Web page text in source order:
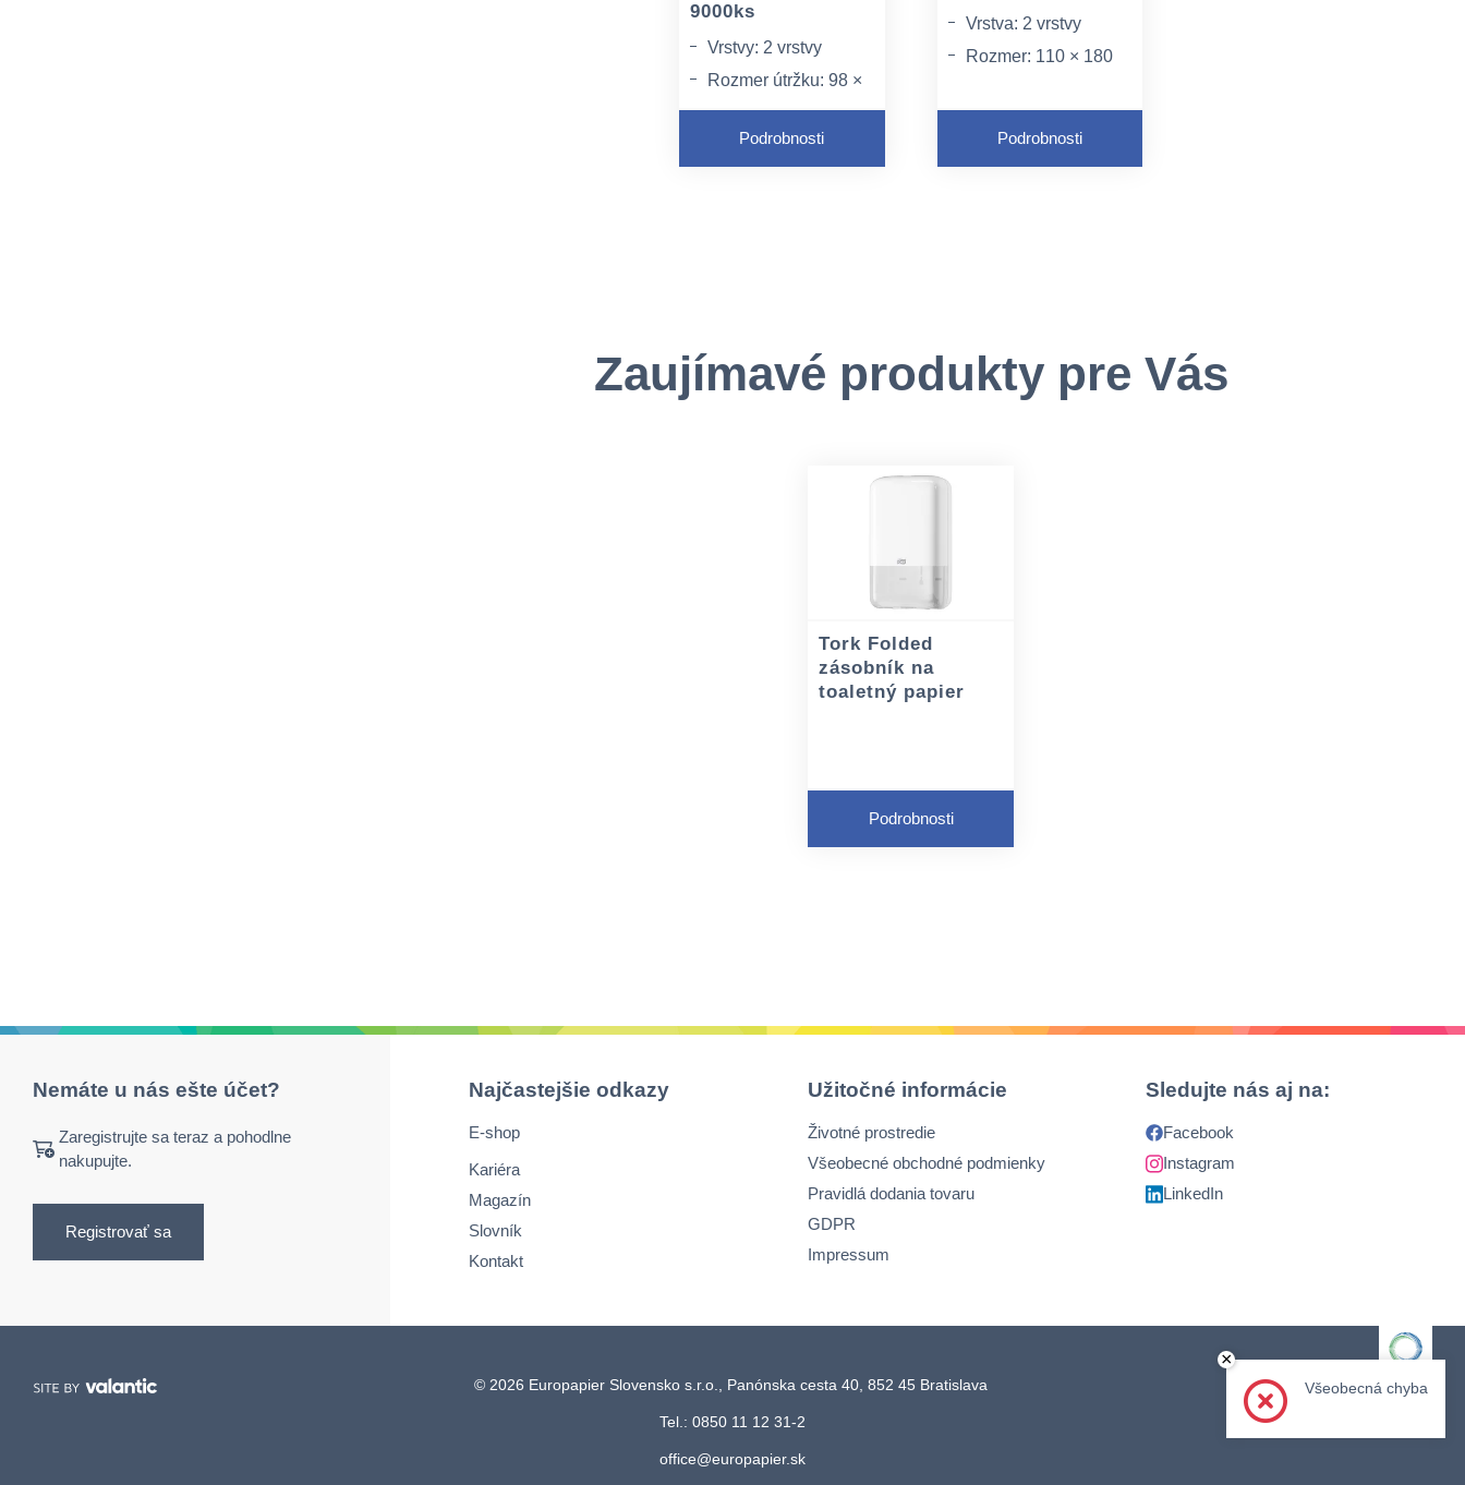
9000ks
Vrstvy: 2 vrstvy
Rozmer útržku: 98 ×
210 mm
Kvalita: Prestige
Podrobnosti
Vrstva: 2 vrstvy
Rozmer: 110 × 180
Gramáž: 31 g/m²
Podrobnosti
Zaujímavé produkty pre Vás
Tork Folded
zásobník na
toaletný papier
Podrobnosti
Nemáte u nás ešte účet?
Zaregistrujte sa teraz a pohodlne
nakupujte.
Registrovať sa
Najčastejšie odkazy
E-shop
Kariéra
Magazín
Slovník
Kontakt
Užitočné informácie
Životné prostredie
Všeobecné obchodné podmienky
Pravidlá dodania tovaru
GDPR
Impressum
Sledujte nás aj na:
Facebook
Instagram
LinkedIn
© 2026 Europapier Slovensko s.r.o., Panónska cesta 40, 852 45 Bratislava
Tel.: 0850 11 12 31-2
office@europapier.sk
Člen skupiny
×
Všeobecná chyba